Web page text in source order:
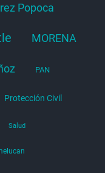
Popoca
MORENA
PAN
Protección Civil
Salud